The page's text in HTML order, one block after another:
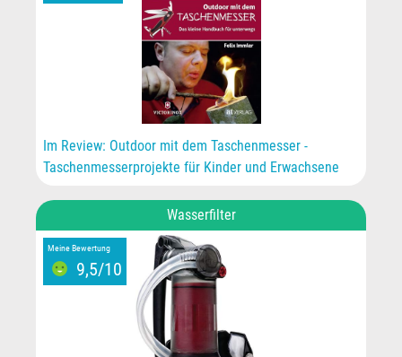
Im Review: Outdoor mit dem Taschenmesser -
Taschenmesserprojekte für Kinder und Erwachsene
Wasserfilter
Meine Bewertung
9,5/10